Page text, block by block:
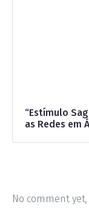
“Estímulo
as Redes em
No comment